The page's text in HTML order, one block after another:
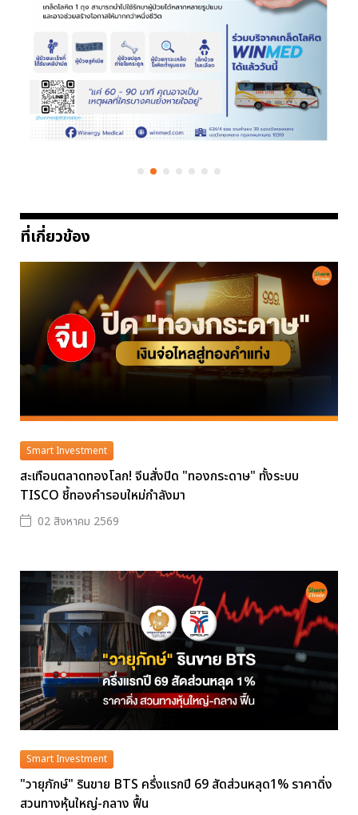
ที่เกี่ยวข้อง
Smart Investment
สะเทือนตลาดทองโลก! จีนสั่งปิด "ทองกระดาษ" ทั้งระบบ
TISCO ชี้ทองคำรอบใหม่กำลังมา
02 สิงหาคม 2569
Smart Investment
"วายุภักษ์" รินขาย BTS ครึ่งแรกปี 69 สัดส่วนหลุด1% ราคาดิ่ง
สวนทางหุ้นใหญ่-กลาง ฟื้น